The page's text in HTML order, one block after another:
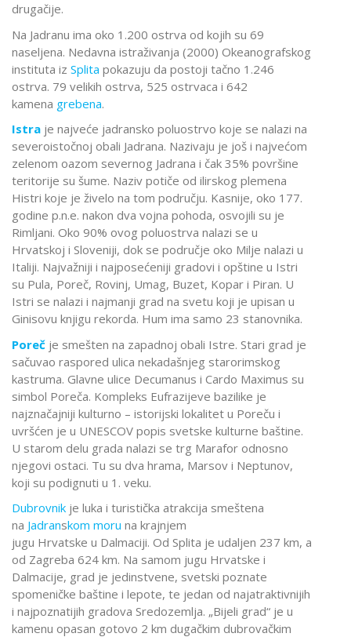
drugačije.
Na Jadranu ima oko 1.200 ostrva od kojih su 69
naseljena. Nedavna istraživanja (2000) Okeanografskog
instituta iz Splita pokazuju da postoji tačno 1.246
ostrva. 79 velikih ostrva, 525 ostrvaca i 642
kamena grebena.
Istra je najveće jadransko poluostrvo koje se nalazi na
severoistočnoj obali Jadrana. Nazivaju je još i najvećom
zelenom oazom severnog Jadrana i čak 35% površine
teritorije su šume. Naziv potiče od ilirskog plemena
Histri koje je živelo na tom području. Kasnije, oko 177.
godine p.n.e. nakon dva vojna pohoda, osvojili su je
Rimljani. Oko 90% ovog poluostrva nalazi se u
Hrvatskoj i Sloveniji, dok se područje oko Milje nalazi u
Italiji. Najvažniji i najposećeniji gradovi i opštine u Istri
su Pula, Poreč, Rovinj, Umag, Buzet, Kopar i Piran. U
Istri se nalazi i najmanji grad na svetu koji je upisan u
Ginisovu knjigu rekorda. Hum ima samo 23 stanovnika.
Poreč je smešten na zapadnoj obali Istre. Stari grad je
sačuvao raspored ulica nekadašnjeg starorimskog
kastruma. Glavne ulice Decumanus i Cardo Maximus su
simbol Poreča. Kompleks Eufrazijeve bazilike je
najznačajniji kulturno – istorijski lokalitet u Poreču i
uvršćen je u UNESCOV popis svetske kulturne baštine.
U starom delu grada nalazi se trg Marafor odnosno
njegovi ostaci. Tu su dva hrama, Marsov i Neptunov,
koji su podignuti u 1. veku.
Dubrovnik je luka i turistička atrakcija smeštena
na Jadranskom moru na krajnjem
jugu Hrvatske u Dalmaciji. Od Splita je udaljen 237 km, a
od Zagreba 624 km. Na samom jugu Hrvatske i
Dalmacije, grad je jedinstvene, svetski poznate
spomeničke baštine i lepote, te jedan od najatraktivnijih
i najpoznatijih gradova Sredozemlja. „Bijeli grad“ je u
kamenu opasan gotovo 2 km dugačkim dubrovačkim